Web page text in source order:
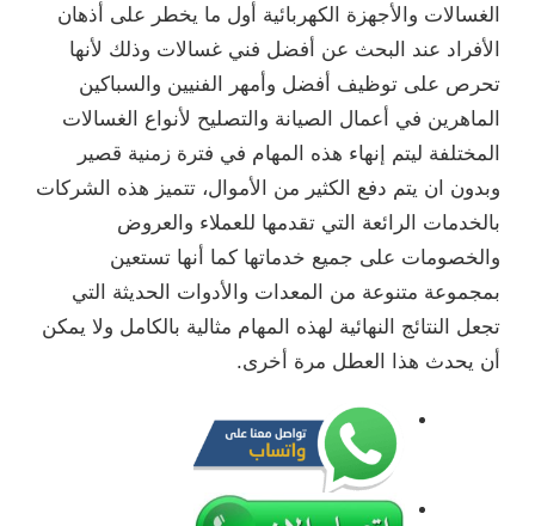
الغسالات والأجهزة الكهربائية أول ما يخطر على أذهان
الأفراد عند البحث عن أفضل فني غسالات وذلك لأنها
تحرص على توظيف أفضل وأمهر الفنيين والسباكين
الماهرين في أعمال الصيانة والتصليح لأنواع الغسالات
المختلفة ليتم إنهاء هذه المهام في فترة زمنية قصير
وبدون ان يتم دفع الكثير من الأموال، تتميز هذه الشركات
بالخدمات الرائعة التي تقدمها للعملاء والعروض
والخصومات على جميع خدماتها كما أنها تستعين
بمجموعة متنوعة من المعدات والأدوات الحديثة التي
تجعل النتائج النهائية لهذه المهام مثالية بالكامل ولا يمكن
أن يحدث هذا العطل مرة أخرى.